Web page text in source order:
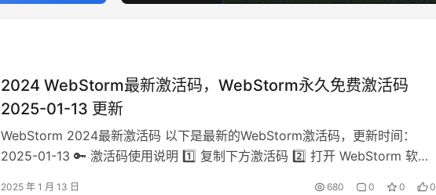
2024 WebStorm最新激活码，WebStorm永久免费激活码
2025-01-13 更新
WebStorm 2024最新激活码 以下是最新的WebStorm激活码，更新时间：
2025-01-13 🔑 激活码使用说明 1️⃣ 复制下方激活码 2️⃣ 打开 WebStorm 软件
2025 年 1 月 13 日 680 0 0 0